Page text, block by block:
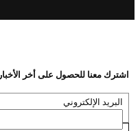
اشترك معنا للحصول على أخر الأخبار
البريد الإلكتروني